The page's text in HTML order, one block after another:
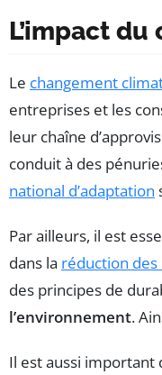
L’impact
Le changement
entreprises et les
leur chaîne
conduit à des
national d’adaptation
Par ailleurs, il est
dans la réduction
des principes de
l’environnement.
Il est aussi important